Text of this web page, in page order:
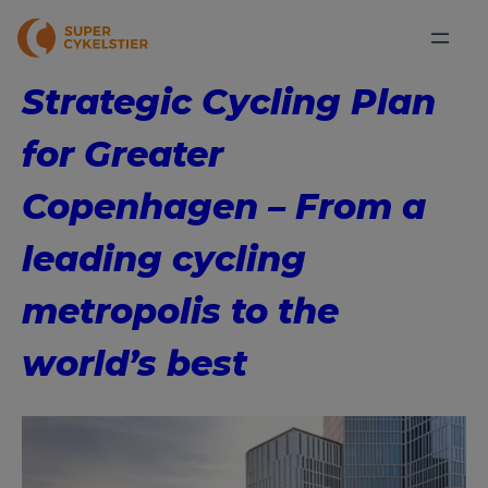
Strategic Cycling Plan
for Greater
Copenhagen – From a
leading cycling
metropolis to the
world’s best